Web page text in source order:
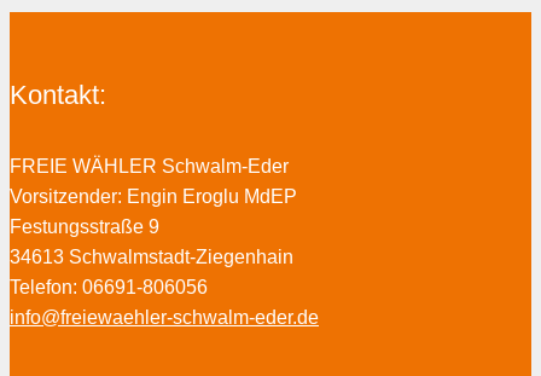
Kontakt:
FREIE WÄHLER Schwalm-Eder
Vorsitzender: Engin Eroglu MdEP
Festungsstraße 9
34613 Schwalmstadt-Ziegenhain
Telefon: 06691-806056
info@freiewaehler-schwalm-eder.de